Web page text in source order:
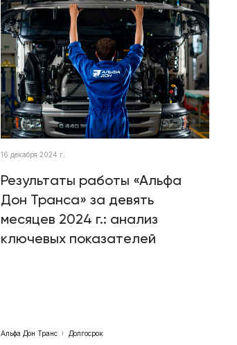
16 декабря 2024 г.
Результаты работы «Альфа
Дон Транса» за девять
месяцев 2024 г.: анализ
ключевых показателей
Альфа Дон Транс Долгосрок